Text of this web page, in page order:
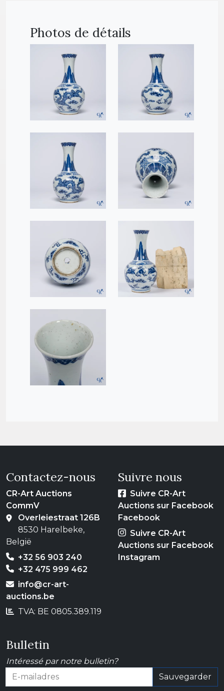
Photos de détails
Contactez-nous
CR-Art Auctions
CommV
Overleiestraat 126B
8530 Harelbeke,
België
+32 56 903 240
+32 475 999 462
info@cr-art-
auctions.be
TVA: BE 0805.389.119
Suivre nous
Suivre CR-Art
Auctions sur Facebook
Facebook
Suivre CR-Art
Auctions sur Facebook
Instagram
Bulletin
Intéressé par notre bulletin?
Sauvegarder